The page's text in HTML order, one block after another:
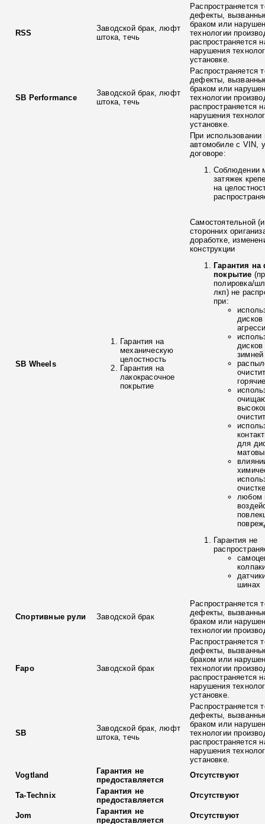
RSS
Заводской брак, люфт
штока, течь
Распространяется
дефекты,
браком или
технологии
распространяется
нарушения
установке.
SB Performance
Заводской брак, люфт
штока, течь
Распространяется
дефекты,
браком или
технологии
распространяется
нарушения
установке.
SB Wheels
Гарантия на
механическую
целостность
Гарантия на
лакокрасочное
покрытие
При использовании
автомобиле с VIN,
договоре:
Соблюдении
затяжек
на
Самостоятельной
сторонних
доработке,
конструкции
Гарантия
покрытие
полировка/
лкп) не
при:
зимней
для
любом
Гарантия не
шинах
Спортивные рули Заводской брак
Распространяется
дефекты,
браком или
технологии
Fapo Заводской брак
Распространяется
дефекты,
браком или
технологии
распространяется
нарушения
установке.
SB
Заводской брак, люфт
штока, течь
Распространяется
дефекты,
браком или
технологии
распространяется
нарушения
установке.
Vogtland
Гарантия не
предоставляется
Отсутствуют
Ta-Technix
Гарантия не
предоставляется
Отсутствуют
Jom
Гарантия не
предоставляется
Отсутствуют